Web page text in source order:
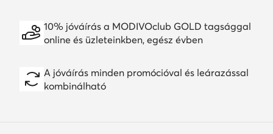
10% jóváírás a MODIVOclub GOLD tagsággal
online és üzleteinkben, egész évben
A jóváírás minden promócióval és leárazással
kombinálható